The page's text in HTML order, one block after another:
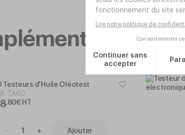
Testeurs d'Huile Oléotest
TX60
,80€ HT
Ajouter